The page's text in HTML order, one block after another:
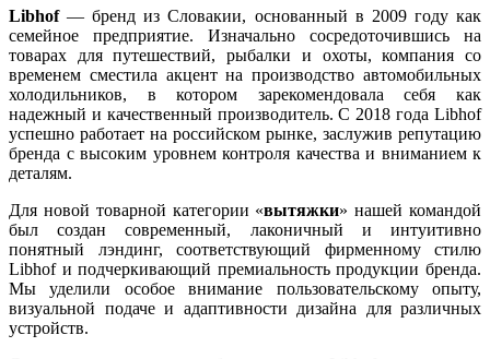
Libhof— бренд из Словакии, основанный в 2009 году как
семейное предприятие. Изначально сосредоточившись на
товарах для путешествий, рыбалки и охоты, компания со
временем сместила акцент на производство автомобильных
холодильников, в котором зарекомендовала себя как
надежный и качественный производитель. С 2018 года Libhof
успешно работает на российском рынке, заслужив репутацию
бренда с высоким уровнем контроля качества и вниманием к
деталям.
Для новой товарной категории «вытяжки» нашей командой
был создан современный, лаконичный и интуитивно
понятный лэндинг, соответствующий фирменному стилю
Libhof и подчеркивающий премиальность продукции бренда.
Мы уделили особое внимание пользовательскому опыту,
визуальной подаче и адаптивности дизайна для различных
устройств.